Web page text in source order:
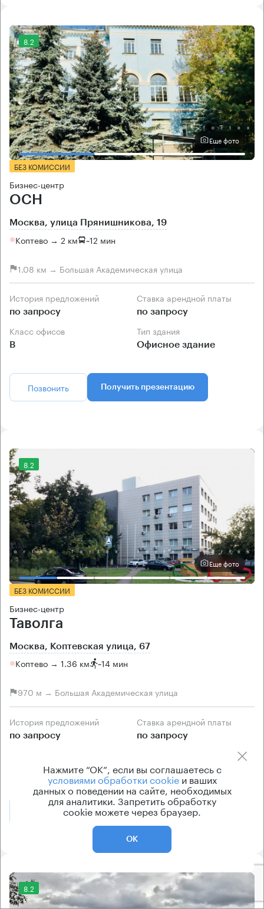
8.2
Еще фото
БЕЗ КОМИССИИ
Бизнес-центр
ОСН
Москва, улица Прянишникова, 19
Коптево → 2 км ~12 мин
1.08 км → Большая Академическая улица
История предложений
по запросу
Ставка арендной платы
по запросу
Класс офисов
B
Тип здания
Офисное здание
Позвонить Получить презентацию
8.2
Еще фото
БЕЗ КОМИССИИ
Бизнес-центр
Таволга
Москва, Коптевская улица, 67
Коптево → 1.36 км ~14 мин
970 м → Большая Академическая улица
История предложений
по запросу
Ставка арендной платы
по запросу
Бизнес-центр
Позвонить Получить презентацию
8.2
Нажмите “ОК”, если вы соглашаетесь с
условиями обработки cookieи ваших
данных о поведении на сайте, необходимых
для аналитики. Запретить обработку
cookie можете через браузер.
ОК